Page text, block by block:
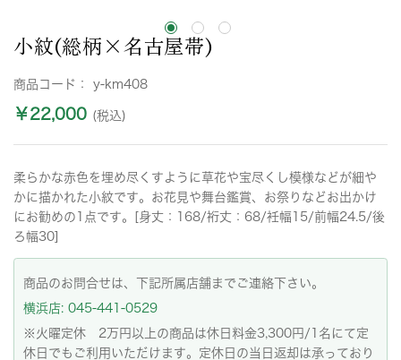
小紋(総柄×名古屋帯)
商品コード： y-km408
￥22,000 (税込)
柔らかな赤色を埋め尽くすように草花や宝尽くし模様などが細や
かに描かれた小紋です。お花見や舞台鑑賞、お祭りなどお出かけ
にお勧めの1点です。[身丈：168/裄丈：68/衽幅15/前幅24.5/後
ろ幅30]
商品のお問合せは、下記所属店舗までご連絡下さい。
横浜店: 045-441-0529
※火曜定休 2万円以上の商品は休日料金3,300円/1名にて定
休日でもご利用いただけます。定休日の当日返却は承っており